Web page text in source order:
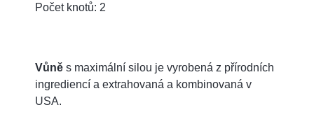
Počet knotů: 2
Vůně s maximální silou je vyrobená z přírodních
ingrediencí a extrahovaná a kombinovaná v
USA.